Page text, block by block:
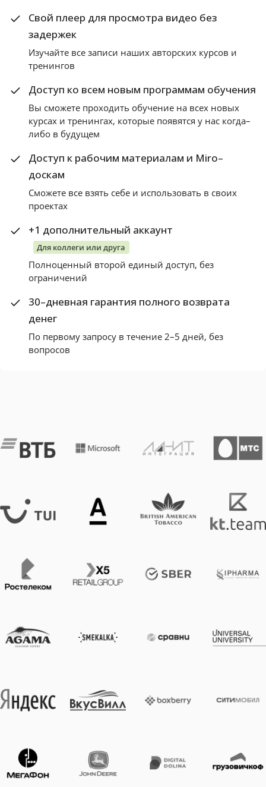
Свой плеер для просмотра видео без
задержек
Изучайте все записи наших авторских курсов и
тренингов
Доступ ко всем новым программам обучения
Вы сможете проходить обучение на всех новых
курсах и тренингах, которые появятся у нас когда–
либо в будущем
Доступ к рабочим материалам и Miro–
доскам
Сможете все взять себе и использовать в своих
проектах
+1 дополнительный аккаунт
Для коллеги или друга
Полноценный второй единый доступ, без
ограничений
30–дневная гарантия полного возврата
денег
По первому запросу в течение 2–5 дней, без
вопросов